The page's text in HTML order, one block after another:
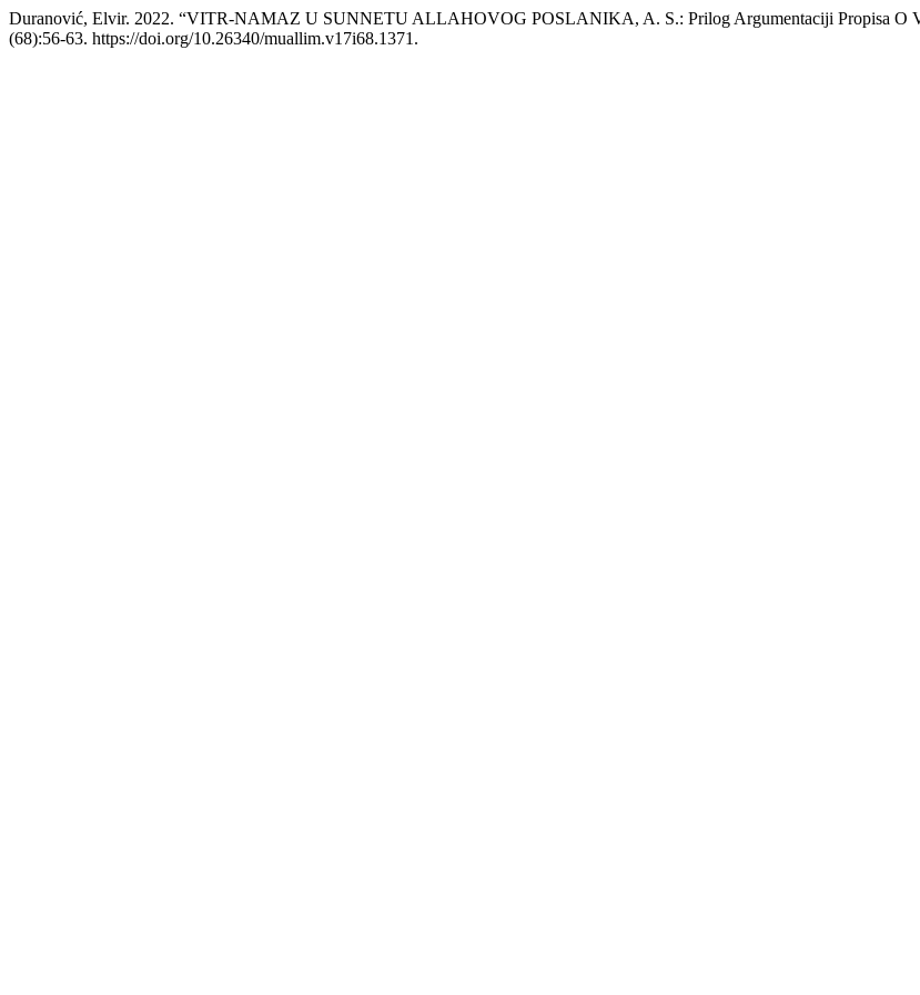
Duranović, Elvir. 2022. “VITR-NAMAZ U SUNNETU ALLAHOVOG POSLANIKA, A. S.: Prilog Argumentaciji Propisa O
(68):56-63. https://doi.org/10.26340/muallim.v17i68.1371.